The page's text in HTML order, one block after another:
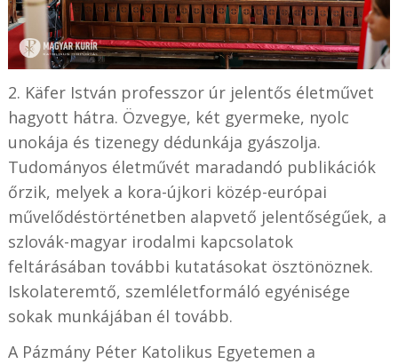
2. Käfer István professzor úr jelentős életművet
hagyott hátra. Özvegye, két gyermeke, nyolc
unokája és tizenegy dédunkája gyászolja.
Tudományos életművét maradandó publikációk
őrzik, melyek a kora-újkori közép-európai
művelődéstörténetben alapvető jelentőségűek, a
szlovák-magyar irodalmi kapcsolatok
feltárásában további kutatásokat ösztönöznek.
Iskolateremtő, szemléletformáló egyénisége
sokak munkájában él tovább.
A Pázmány Péter Katolikus Egyetemen a